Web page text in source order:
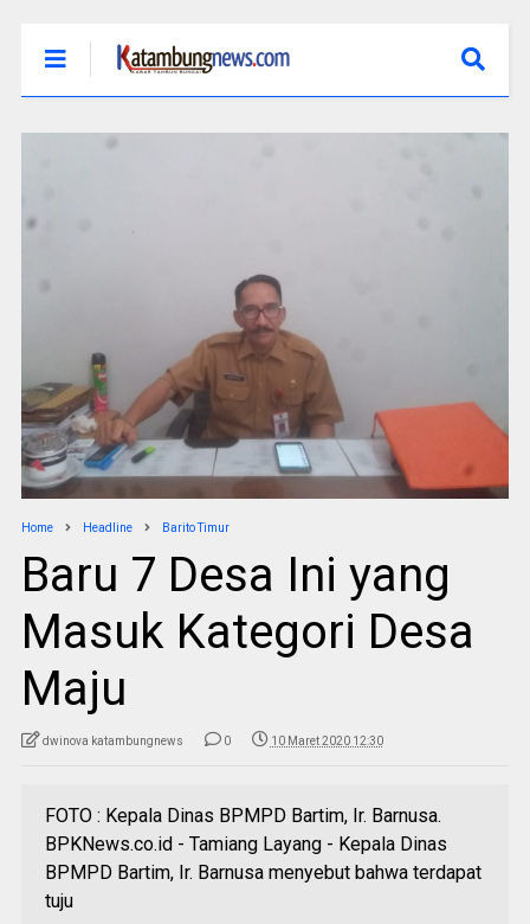
Home Headline Barito Timur
Baru 7 Desa Ini yang
Masuk Kategori Desa
Maju
dwinova katambungnews 0 10 Maret 2020 12:30
FOTO : Kepala Dinas BPMPD Bartim, Ir. Barnusa.
BPKNews.co.id - Tamiang Layang - Kepala Dinas
BPMPD Bartim, Ir. Barnusa menyebut bahwa terdapat
tuju